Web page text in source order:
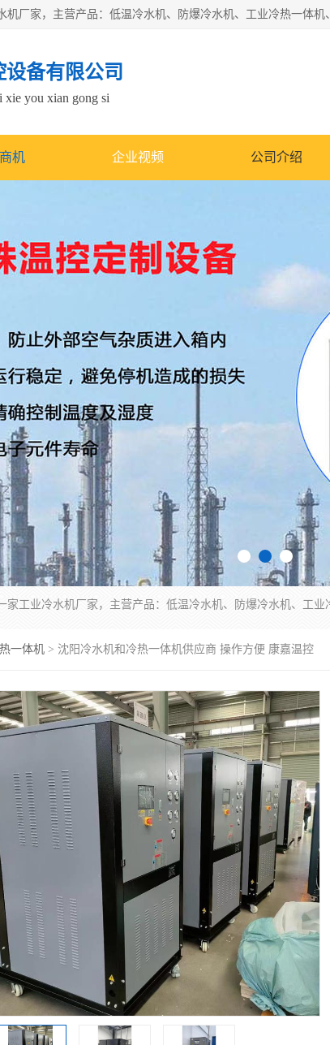
备有限公司
xie you xian gong si
机 企业视频 公司介绍
一体机 > 沈阳冷水机和冷热一体机供应商 操作方便 康嘉温控